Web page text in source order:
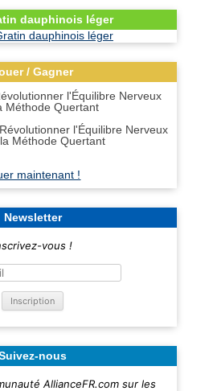
dauphinois léger
/ Gagner
l'Équilibre Nerveux
Méthode Quertant
maintenant !
Newsletter
vous !
nous
AllianceFR.com sur les